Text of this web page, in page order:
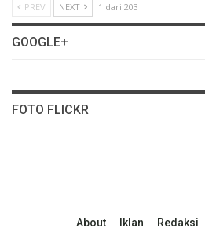
PREV NEXT 1 dari 203
GOOGLE+
FOTO FLICKR
About Iklan Redaksi